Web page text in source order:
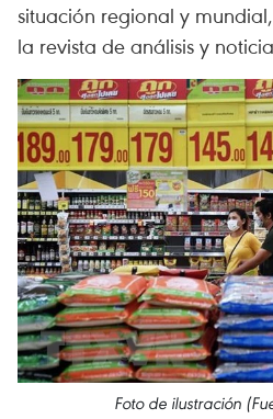
situación regional y
la revista de análisis y
Foto de ilustración